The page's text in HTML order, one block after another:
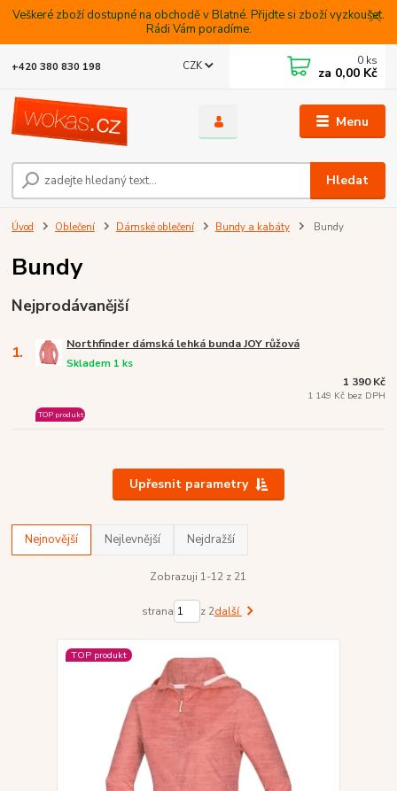
Veškeré zboží dostupné na obchodě v Blatné. Přijdte si zboží vyzkoušet.
Rádi Vám poradíme.
Menu
CZK
Hledat
+420 380 830 198 0 ks
za 0,00 Kč
Úvod Oblečení Dámské oblečení Bundy a kabáty Bundy
Bundy
Nejprodávanější
1. Northfinder dámská lehká bunda JOY růžová
Skladem 1 ks
TOP produkt
1 390 Kč
1 149 Kč bez DPH
Upřesnit parametry
Nejnovější Nejlevnější Nejdražší
Zobrazuji 1-12 z 21
strana z 2další
TOP produkt